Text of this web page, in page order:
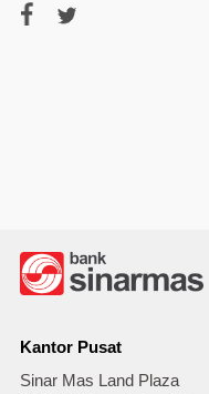
Kantor Pusat
Sinar Mas Land Plaza